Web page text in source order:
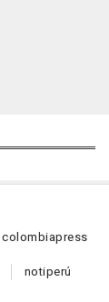
colombiapress
notiperú